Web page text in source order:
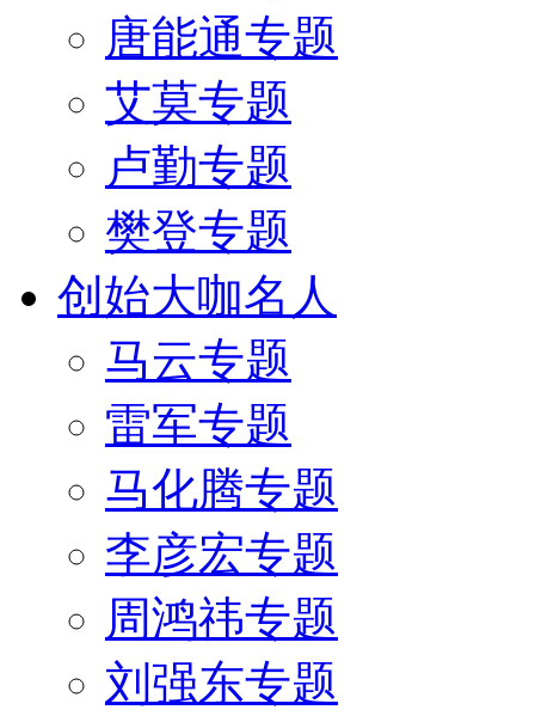
唐能通专题
艾莫专题
卢勤专题
樊登专题
创始大咖名人
马云专题
雷军专题
马化腾专题
李彦宏专题
周鸿祎专题
刘强东专题